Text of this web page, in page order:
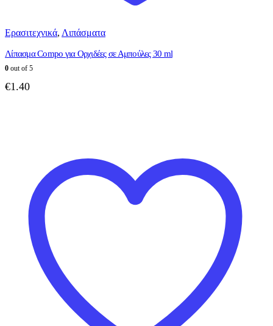
Ερασιτεχνικά, Λιπάσματα
Λίπασμα Compo για Ορχιδέες σε Αμπούλες 30 ml
0 out of 5
€1.40